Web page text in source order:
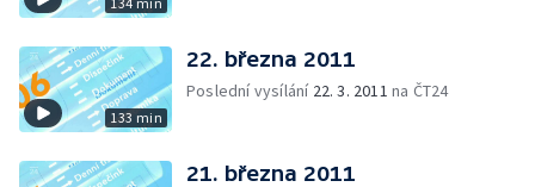
133 min
22. března 2011
Poslední vysílání 22. 3. 2011 na ČT24
21. března 2011